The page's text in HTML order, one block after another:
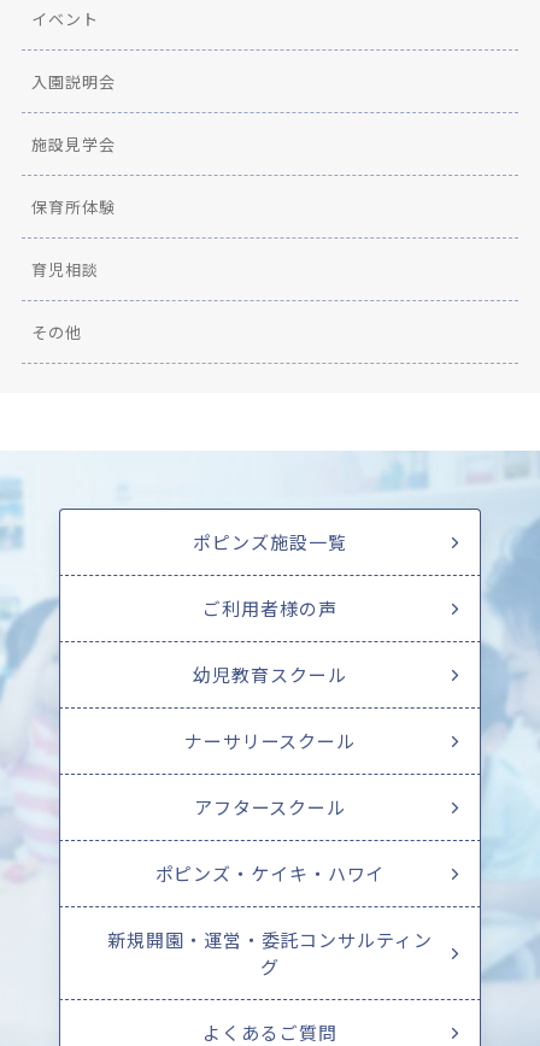
イベント
入園説明会
施設見学会
保育所体験
育児相談
その他
ポピンズ施設一覧
ご利用者様の声
幼児教育スクール
ナーサリースクール
アフタースクール
ポピンズ・ケイキ・ハワイ
新規開園・運営・委託コンサルティン
グ
よくあるご質問